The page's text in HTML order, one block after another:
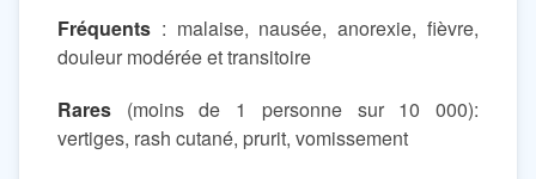
Fréquents : malaise, nausée, anorexie, fièvre,
douleur modérée et transitoire
Rares (moins de 1 personne sur 10 000):
vertiges, rash cutané, prurit, vomissement